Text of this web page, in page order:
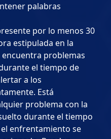
palabras
por lo menos 30
estipulada en la
problemas
el tiempo de
a los
Está
problema con la
durante el tiempo
enfrentamiento se